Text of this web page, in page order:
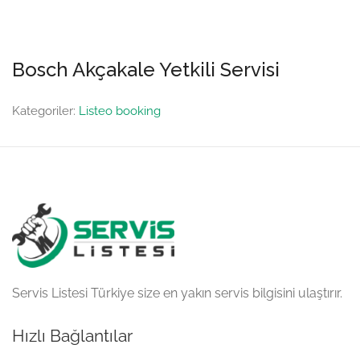
Bosch Akçakale Yetkili Servisi
Kategoriler: Listeo booking
Servis Listesi Türkiye size en yakın servis bilgisini ulaştırır.
Hızlı Bağlantılar